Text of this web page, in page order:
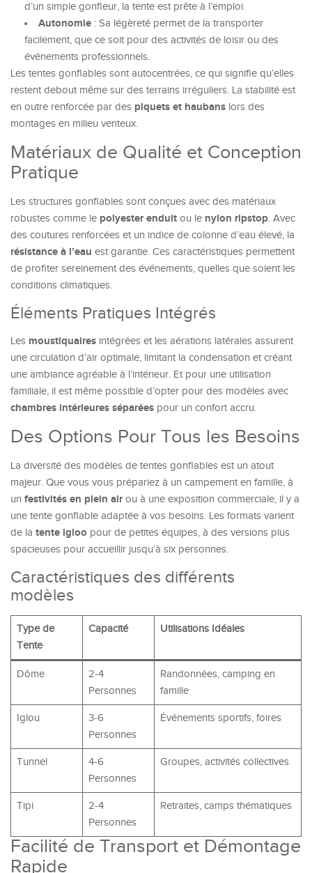
d’un simple gonfleur, la tente est prête à l’emploi.
Autonomie : Sa légèreté permet de la transporter
facilement, que ce soit pour des activités de loisir ou des
événements professionnels.
Les tentes gonflables sont autocentrées, ce qui signifie qu’elles
restent debout même sur des terrains irréguliers. La stabilité est
en outre renforcée par des piquets et haubans lors des
montages en milieu venteux.
Matériaux de Qualité et Conception
Pratique
Les structures gonflables sont conçues avec des matériaux
robustes comme le polyester enduit ou le nylon ripstop. Avec
des coutures renforcées et un indice de colonne d’eau élevé, la
résistance à l’eau est garantie. Ces caractéristiques permettent
de profiter sereinement des événements, quelles que soient les
conditions climatiques.
Éléments Pratiques Intégrés
Les moustiquaires intégrées et les aérations latérales assurent
une circulation d’air optimale, limitant la condensation et créant
une ambiance agréable à l’intérieur. Et pour une utilisation
familiale, il est même possible d’opter pour des modèles avec
chambres intérieures séparées pour un confort accru.
Des Options Pour Tous les Besoins
La diversité des modèles de tentes gonflables est un atout
majeur. Que vous vous prépariez à un campement en famille, à
un festivités en plein airou à une exposition commerciale, il y a
une tente gonflable adaptée à vos besoins. Les formats varient
de la tente igloo pour de petites équipes, à des versions plus
spacieuses pour accueillir jusqu’à six personnes.
Caractéristiques des différents
modèles
Type de
Tente
Capacité Utilisations Idéales
Dôme
2-4
Personnes
Randonnées, camping en
famille
Iglou
3-6
Personnes
Événements sportifs, foires
Tunnel
4-6
Personnes
Groupes, activités collectives
Tipi
2-4
Personnes
Retraites, camps thématiques
Facilité de Transport et Démontage
Rapide